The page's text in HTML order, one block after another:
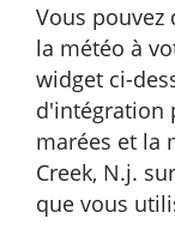
Vous pouvez
la météo à
widget ci-
d'intégration
marées et la
Creek, N.j.
que vous